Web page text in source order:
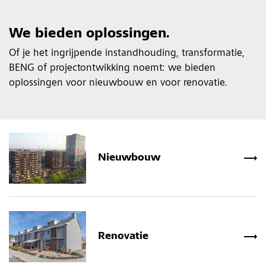
We bieden oplossingen.
Of je het ingrijpende instandhouding, transformatie,
BENG of projectontwikking noemt: we bieden
oplossingen voor nieuwbouw en voor renovatie.
Nieuwbouw
Renovatie